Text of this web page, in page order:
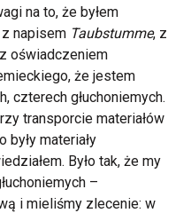
na to, że byłem
z napisem Taubstumme, z
oświadczeniem
że jestem
czterech głuchoniemych.
transporcie materiałów
były materiały
Było tak, że my
–
i mieliśmy zlecenie: w